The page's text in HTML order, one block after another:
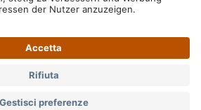
Credits . Privacy
A4RZ960